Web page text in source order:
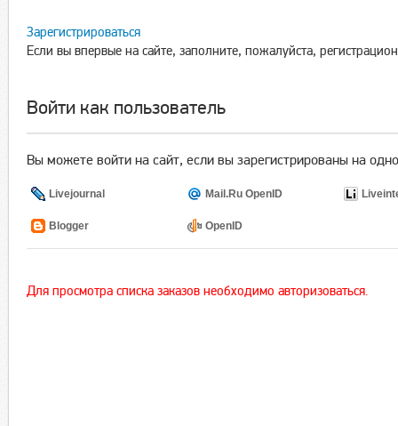
Зарегистрироваться
Если вы впервые на сайте, заполните, пожалуйста,
Войти как пользователь
Вы можете войти на сайт, если вы зарегистрированы на
Livejournal Mail.Ru OpenID
Blogger OpenID
Для просмотра списка заказов необходимо авторизоваться.